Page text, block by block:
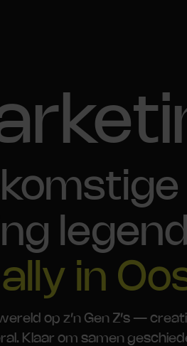
in
op z’n Gen Z’s —
Klaar om samen